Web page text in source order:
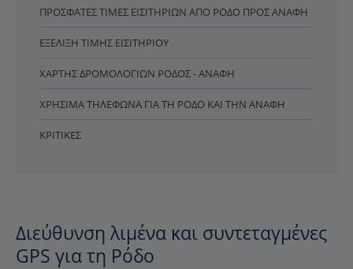
ΠΡΌΣΦΑΤΕΣ ΤΙΜΈΣ ΕΙΣΙΤΗΡΊΩΝ ΑΠΌ ΡΌΔΟ ΠΡΟΣ ΑΝΆΦΗ
ΕΞΈΛΙΞΗ ΤΙΜΉΣ ΕΙΣΙΤΗΡΊΟΥ
ΧΆΡΤΗΣ ΔΡΟΜΟΛΟΓΊΩΝ ΡΌΔΟΣ - ΑΝΆΦΗ
ΧΡΉΣΙΜΑ ΤΗΛΈΦΩΝΑ ΓΙΑ ΤΗ ΡΌΔΟ ΚΑΙ ΤΗΝ ΑΝΆΦΗ
ΚΡΙΤΙΚΈΣ
Διεύθυνση λιμένα και συντεταγμένες
GPS για τη Ρόδο